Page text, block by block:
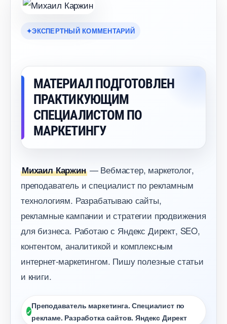
ЭКСПЕРТНЫЙ КОММЕНТАРИЙ
МАТЕРИАЛ ПОДГОТОВЛЕН
ПРАКТИКУЮЩИМ
СПЕЦИАЛИСТОМ ПО
МАРКЕТИНГУ
Михаил Каржин— Вебмастер, маркетолог,
преподаватель и специалист по рекламным
технологиям. Разрабатываю сайты,
рекламные кампании и стратегии продвижения
для бизнеса. Работаю с Яндекс Директ, SEO,
контентом, аналитикой и комплексным
интернет-маркетингом. Пишу полезные статьи
и книги.
Преподаватель маркетинга. Специалист по
рекламе. Разработка сайтов. Яндекс Директ